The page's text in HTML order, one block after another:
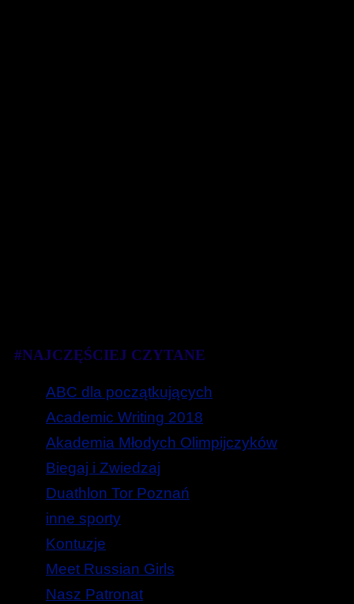
#NAJCZĘŚCIEJ CZYTANE
ABC dla początkujących
Academic Writing 2018
Akademia Młodych Olimpijczyków
Biegaj i Zwiedzaj
Duathlon Tor Poznań
inne sporty
Kontuzje
Meet Russian Girls
Nasz Patronat